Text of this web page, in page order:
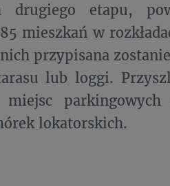
drugiego etapu,
mieszkań w
przypisana
lub loggi.
lokatorskich.